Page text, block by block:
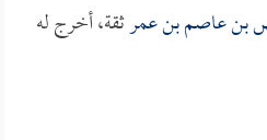
بن عاصم بن عمرثقة، أخرج له